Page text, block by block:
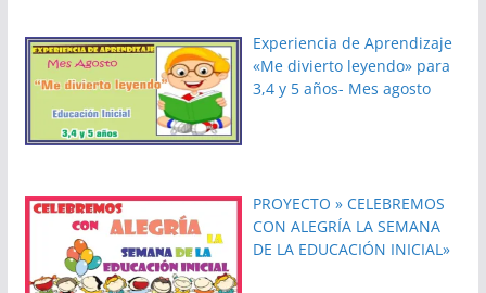
Experiencia de Aprendizaje
«Me divierto leyendo» para
3,4 y 5 años- Mes agosto
PROYECTO » CELEBREMOS
CON ALEGRÍA LA SEMANA
DE LA EDUCACIÓN INICIAL»